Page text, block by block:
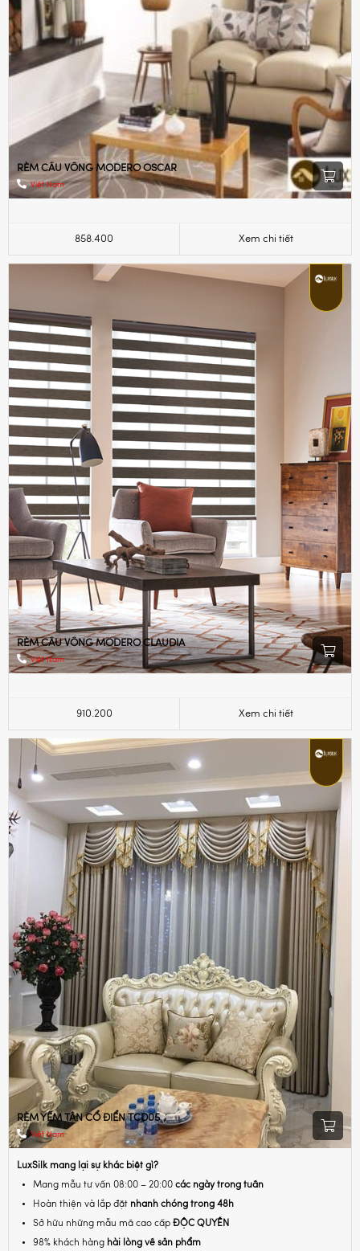
RÈM CẦU VỒNG MODERO OSCAR
Việt Nam
858.400 Xem chi tiết
RÈM CẦU VỒNG MODERO CLAUDIA
Việt Nam
910.200 Xem chi tiết
RÈM YẾM TÂN CỔ ĐIỂN TCD05
Việt Nam
LuxSilk mang lại sự khác biệt gì?
Mang mẫu tư vấn 08:00 – 20:00 các ngày trong tuần
Hoàn thiện và lắp đặt nhanh chóng trong 48h
Sở hữu những mẫu mã cao cấp ĐỘC QUYỀN
98% khách hàng hài lòng về sản phẩm